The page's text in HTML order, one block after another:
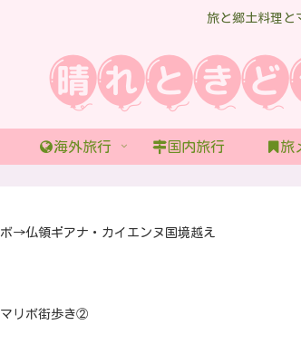
旅と郷土料理と
海外旅行 国内旅行 旅
→仏領ギアナ・カイエンヌ国境越え
リボ街歩き②